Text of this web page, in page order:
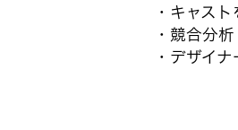
・キャス
・競合分
・デザイ